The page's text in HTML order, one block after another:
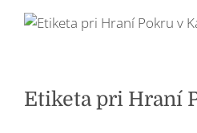
Etiketa pri Hraní